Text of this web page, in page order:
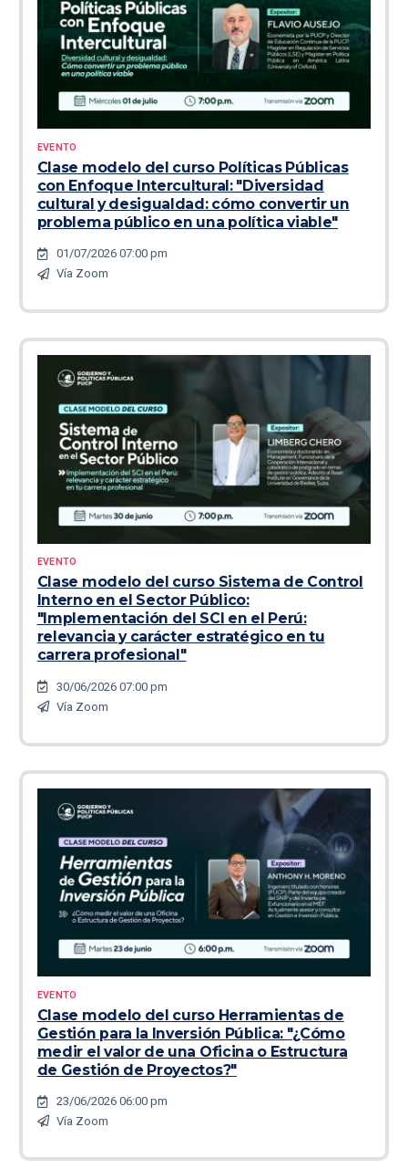
EVENTO
Clase modelo del curso Políticas Públicas
con Enfoque Intercultural: "Diversidad
cultural y desigualdad: cómo convertir un
problema público en una política viable"
01/07/2026 07:00 pm
Vía Zoom
EVENTO
Clase modelo del curso Sistema de Control
Interno en el Sector Público:
"Implementación del SCI en el Perú:
relevancia y carácter estratégico en tu
carrera profesional"
30/06/2026 07:00 pm
Vía Zoom
EVENTO
Clase modelo del curso Herramientas de
Gestión para la Inversión Pública: "¿Cómo
medir el valor de una Oficina o Estructura
de Gestión de Proyectos?"
23/06/2026 06:00 pm
Vía Zoom